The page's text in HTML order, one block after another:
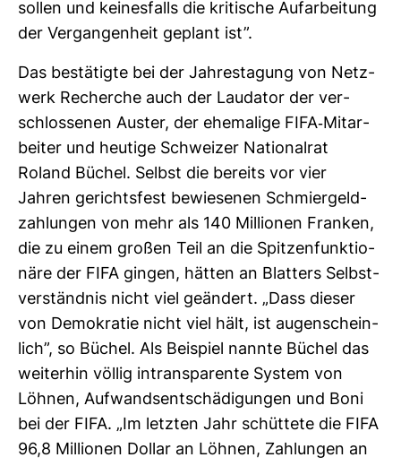
sollen und kei­nes­falls die kri­ti­sche Auf­ar­bei­tung
der Ver­gan­gen­heit geplant ist”.
Das bestä­tigte bei der Jah­res­ta­gung von Netz­
werk Recherche auch der Lau­dator der ver­
schlos­senen Auster, der ehe­ma­lige FIFA-​Mit­ar­
beiter und heu­tige Schweizer Natio­nalrat
Roland Büchel. Selbst die bereits vor vier
Jahren gerichts­fest bewie­senen Schmier­geld­
zah­lungen von mehr als 140 Mil­lionen Franken,
die zu einem großen Teil an die Spit­zen­funk­tio­
näre der FIFA gingen, hätten an Blatters Selbst­
ver­ständnis nicht viel geän­dert. „Dass dieser
von Demo­kratie nicht viel hält, ist augen­schein­
lich”, so Büchel. Als Bei­spiel nannte Büchel das
wei­terhin völlig intrans­pa­rente System von
Löhnen, Auf­wands­ent­schä­di­gungen und Boni
bei der FIFA. „Im letzten Jahr schüt­tete die FIFA
96,8 Mil­lionen Dollar an Löhnen, Zah­lungen an